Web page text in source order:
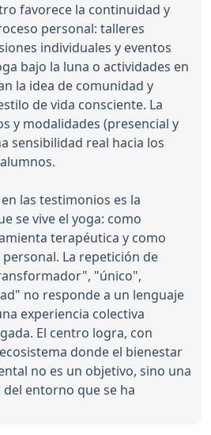
favorece la continuidad y
personal: talleres
individuales y eventos
bajo la luna o actividades en
la idea de comunidad y
de vida consciente. La
y modalidades (presencial y
sensibilidad real hacia los
las testimonios es la
se vive el yoga: como
terapéutica y como
La repetición de
"único",
no responde a un lenguaje
experiencia colectiva
El centro logra, con
donde el bienestar
no es un objetivo, sino una
entorno que se ha